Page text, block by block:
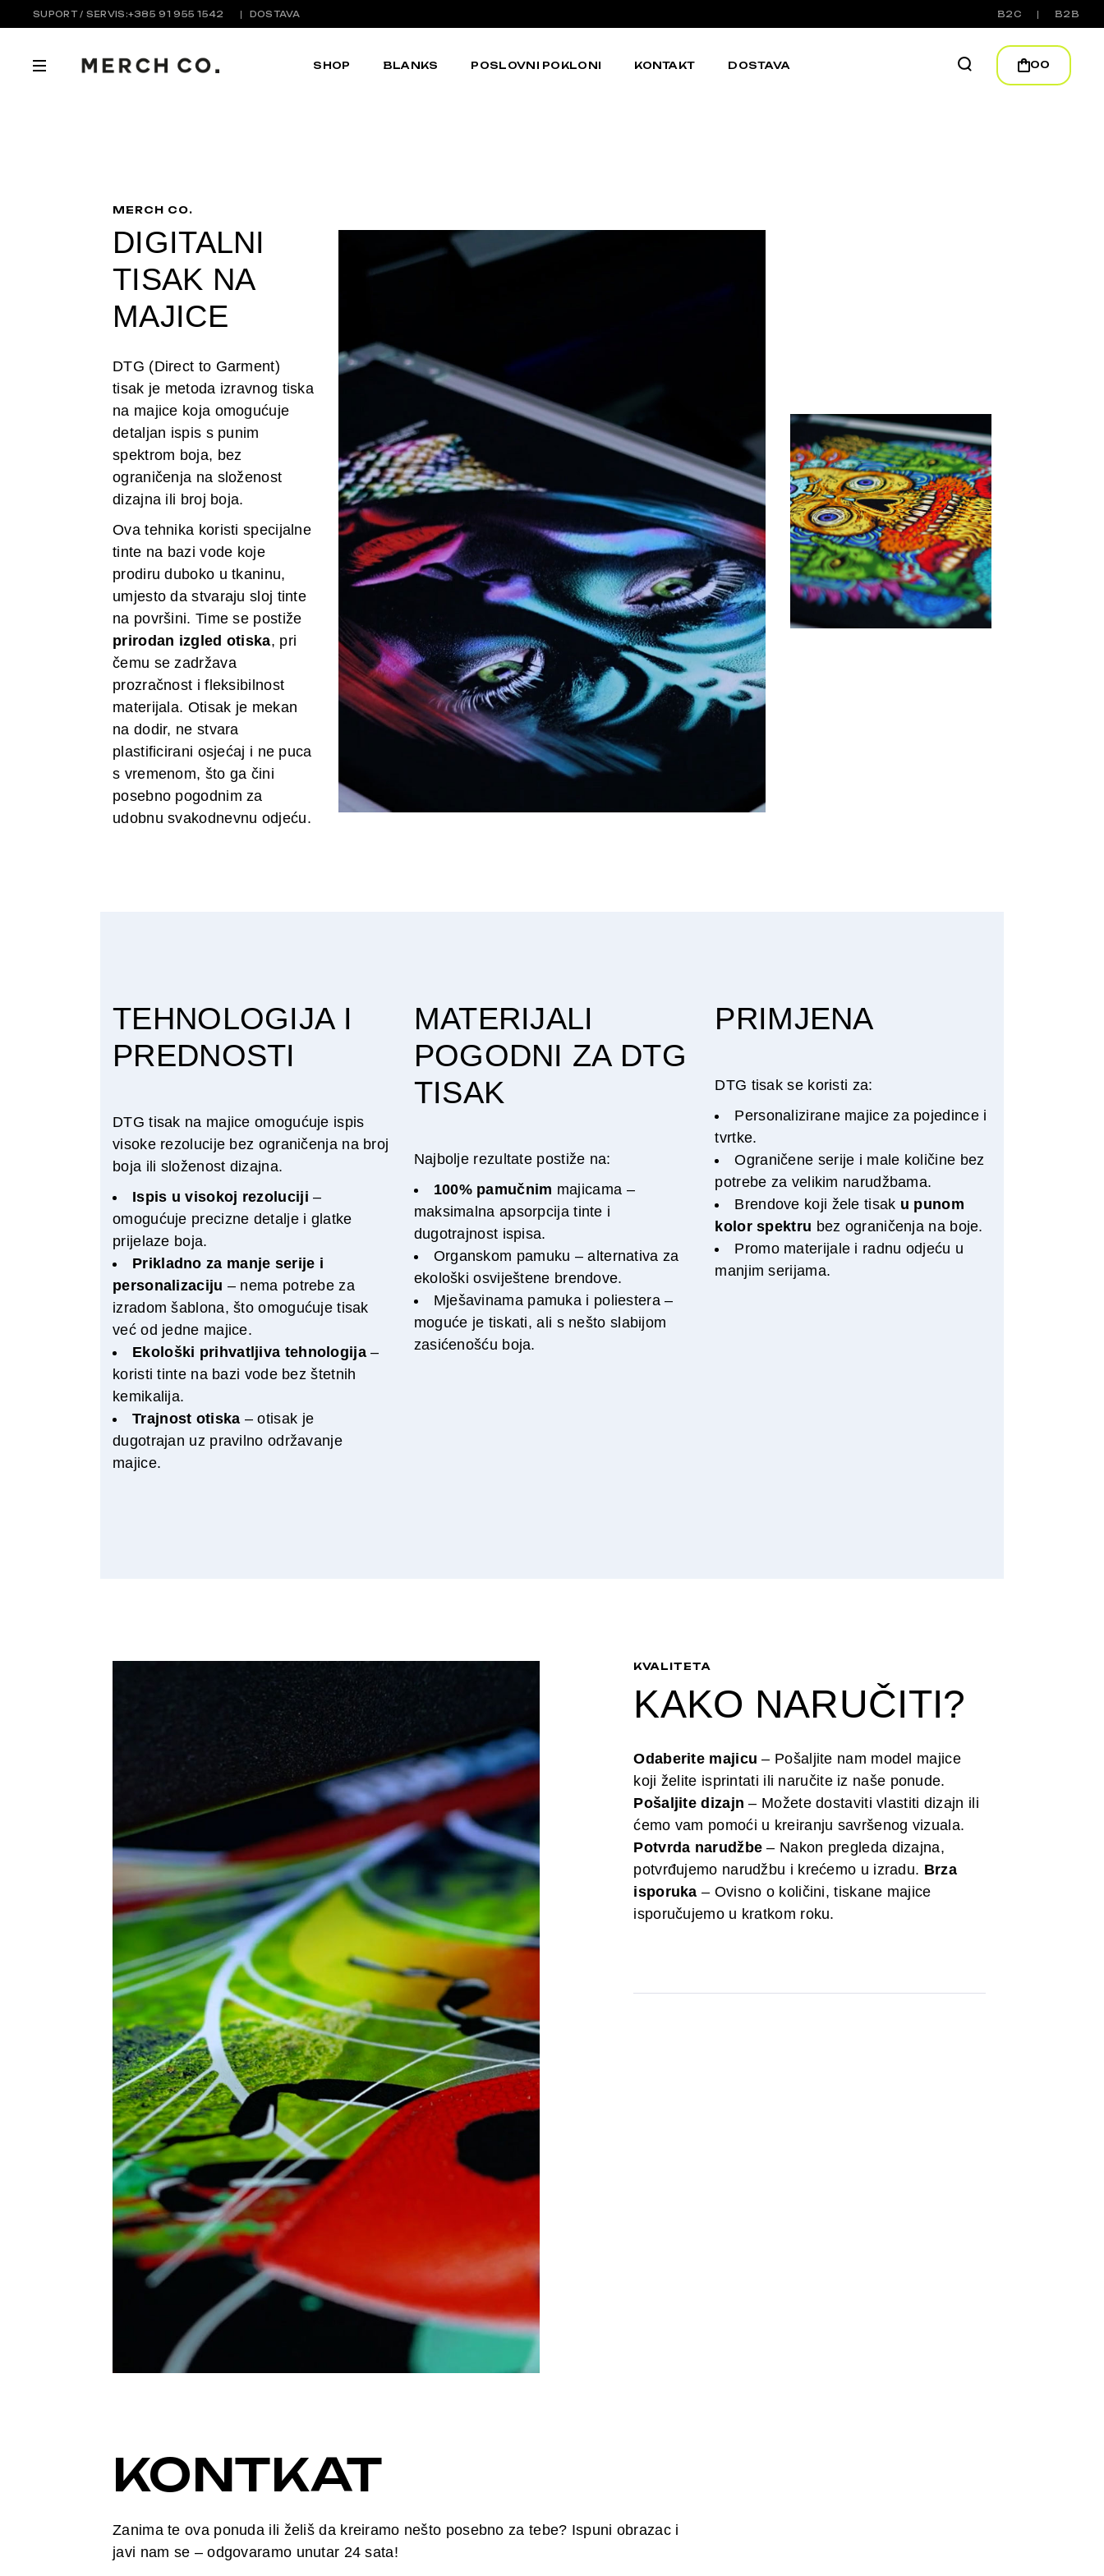
SUPORT / SERVIS:+385 91 955 1542 DOSTAVA B2C B2B
SHOP BLANKS POSLOVNI POKLONI KONTAKT DOSTAVA 00
MERCH CO.
DIGITALNI
TISAK NA
MAJICE
DTG (Direct to Garment)
tisak je metoda izravnog tiska
na majice koja omogućuje
detaljan ispis s punim
spektrom boja, bez
ograničenja na složenost
dizajna ili broj boja.
Ova tehnika koristi specijalne
tinte na bazi vode koje
prodiru duboko u tkaninu,
umjesto da stvaraju sloj tinte
na površini. Time se postiže
prirodan izgled otiska, pri
čemu se zadržava
prozračnost i fleksibilnost
materijala. Otisak je mekan
na dodir, ne stvara
plastificirani osjećaj i ne puca
s vremenom, što ga čini
posebno pogodnim za
udobnu svakodnevnu odjeću.
TEHNOLOGIJA I
PREDNOSTI
DTG tisak na majice omogućuje ispis
visoke rezolucije bez ograničenja na broj
boja ili složenost dizajna.
Ispis u visokoj rezoluciji –
omogućuje precizne detalje i glatke
prijelaze boja.
Prikladno za manje serije i
personalizaciju – nema potrebe za
izradom šablona, što omogućuje tisak
već od jedne majice.
Ekološki prihvatljiva tehnologija–
koristi tinte na bazi vode bez štetnih
kemikalija.
Trajnost otiska – otisak je
dugotrajan uz pravilno održavanje
majice.
MATERIJALI
POGODNI ZA DTG
TISAK
Najbolje rezultate postiže na:
100% pamučnim majicama –
maksimalna apsorpcija tinte i
dugotrajnost ispisa.
Organskom pamuku – alternativa za
ekološki osviještene brendove.
Mješavinama pamuka i poliestera –
moguće je tiskati, ali s nešto slabijom
zasićenošću boja.
PRIMJENA
DTG tisak se koristi za:
Personalizirane majice za pojedince i
tvrtke.
Ograničene serije i male količine bez
potrebe za velikim narudžbama.
Brendove koji žele tisak u punom
kolor spektru bez ograničenja na boje.
Promo materijale i radnu odjeću u
manjim serijama.
KVALITETA
KAKO NARUČITI?
Odaberite majicu – Pošaljite nam model majice
koji želite isprintati ili naručite iz naše ponude.
Pošaljite dizajn – Možete dostaviti vlastiti dizajn ili
ćemo vam pomoći u kreiranju savršenog vizuala.
Potvrda narudžbe – Nakon pregleda dizajna,
potvrđujemo narudžbu i krećemo u izradu. Brza
isporuka – Ovisno o količini, tiskane majice
isporučujemo u kratkom roku.
KONTKAT
Zanima te ova ponuda ili želiš da kreiramo nešto posebno za tebe? Ispuni obrazac i
javi nam se – odgovaramo unutar 24 sata!